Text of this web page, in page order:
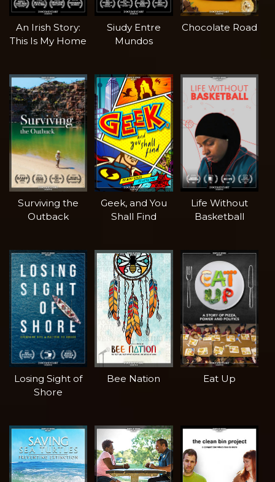
An Irish Story:
This Is My Home
Siudy Entre
Mundos
Chocolate Road
Surviving the
Outback
Geek, and You
Shall Find
Life Without
Basketball
Losing Sight of
Shore
Bee Nation Eat Up